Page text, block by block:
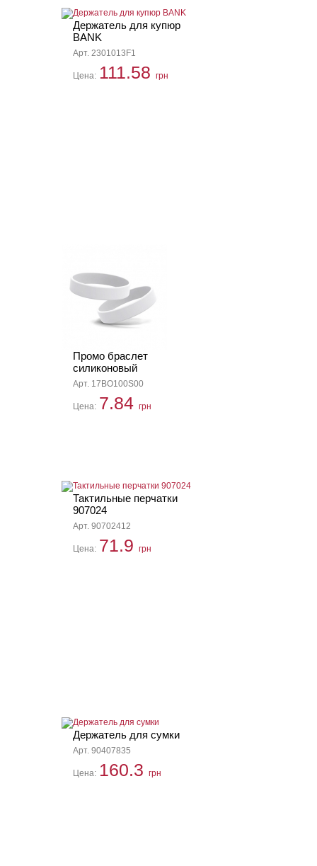
Держатель для купюр
BANK
Арт. 2301013F1
Цена: 111.58 грн
Промо браслет
силиконовый
Арт. 17BO100S00
Цена: 7.84 грн
Тактильные перчатки
907024
Арт. 90702412
Цена: 71.9 грн
Держатель для сумки
Арт. 90407835
Цена: 160.3 грн